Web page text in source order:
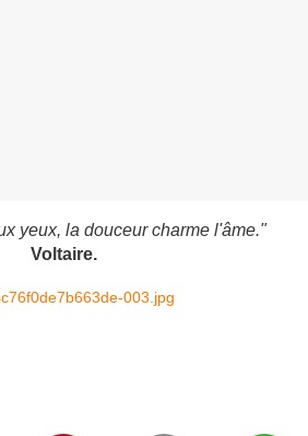
yeux, la douceur charme l'âme."
Voltaire.